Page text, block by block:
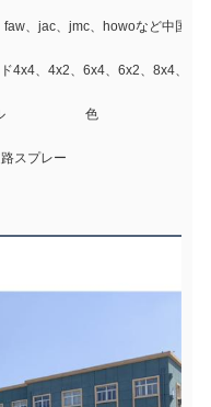
faw、jac、jmc、howoなど中国ブ
4x4、4x2、6x4、6x2、8x4、
色
スプレー